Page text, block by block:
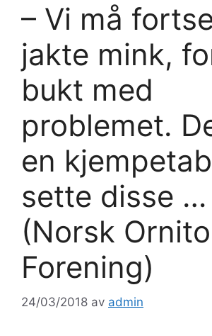
– Vi må
jakte mink,
bukt med
problemet.
en
sette disse …
(Norsk
Forening)
24/03/2018 av admin